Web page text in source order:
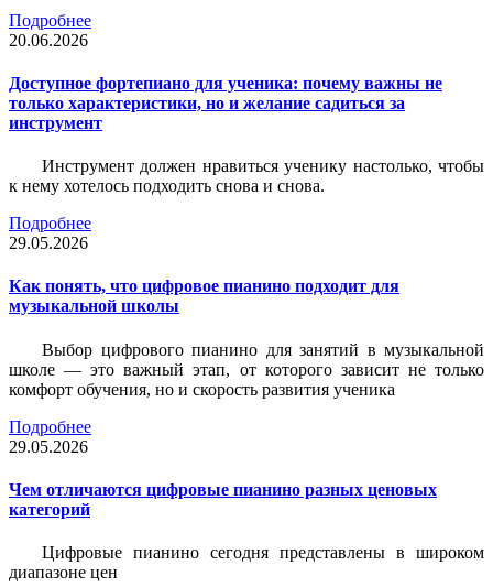
Подробнее
20.06.2026
Доступное фортепиано для ученика: почему важны не
только характеристики, но и желание садиться за
инструмент
Инструмент должен нравиться ученику настолько, чтобы
к нему хотелось подходить снова и снова.
Подробнее
29.05.2026
Как понять, что цифровое пианино подходит для
музыкальной школы
Выбор цифрового пианино для занятий в музыкальной
школе — это важный этап, от которого зависит не только
комфорт обучения, но и скорость развития ученика
Подробнее
29.05.2026
Чем отличаются цифровые пианино разных ценовых
категорий
Цифровые пианино сегодня представлены в широком
диапазоне цен